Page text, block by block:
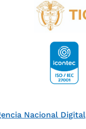
Nacional Digital